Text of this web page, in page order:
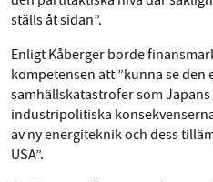
ställs åt sidan”.
Enligt Kåberger borde
kompetensen att ”kunna se den
samhällskatastrofer som
industripolitiska
av ny energiteknik och dess
USA”.